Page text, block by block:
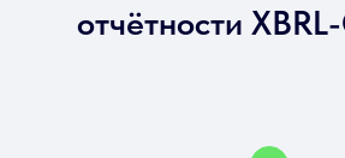
отчётности